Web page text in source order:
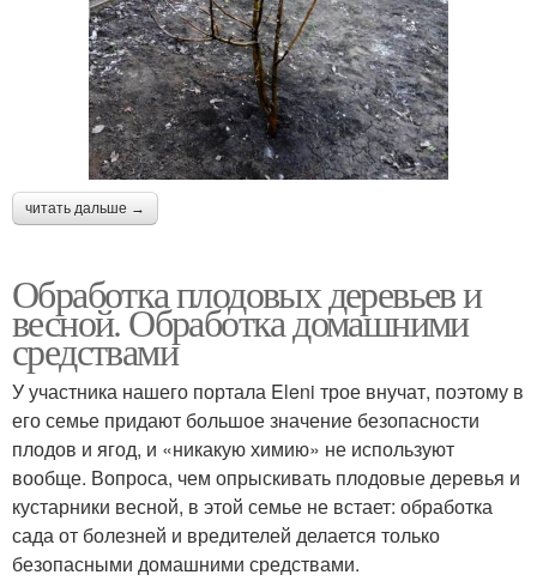
читать дальше →
Обработка плодовых деревьев и
весной. Обработка домашними
средствами
У участника нашего портала Eleni трое внучат, поэтому в
его семье придают большое значение безопасности
плодов и ягод, и «никакую химию» не используют
вообще. Вопроса, чем опрыскивать плодовые деревья и
кустарники весной, в этой семье не встает: обработка
сада от болезней и вредителей делается только
безопасными домашними средствами.